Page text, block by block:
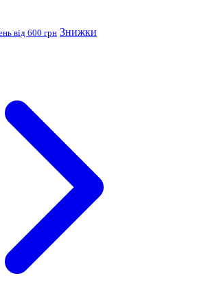
від 600 грн Знижки